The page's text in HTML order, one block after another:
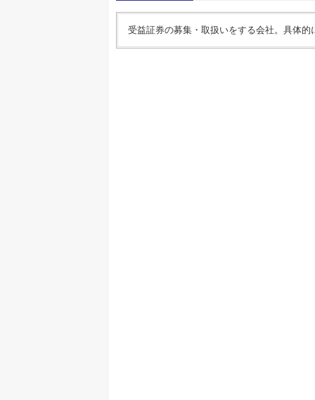
受益証券の募集・取扱いをする会社。具体